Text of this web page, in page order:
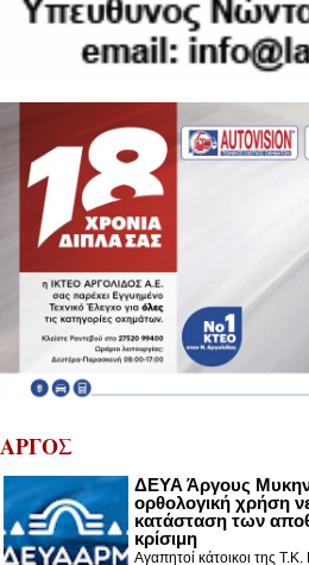
ΑΡΓΟΣ
ΔΕΥΑ Άργους
ορθολογική χρήση
κατάσταση των
κρίσιμη
Αγαπητοί κάτοικοι της